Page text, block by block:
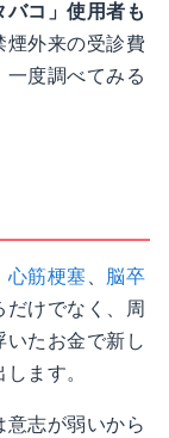
バコ」使用者も
煙外来の受診費
一度調べてみる
心筋梗塞、 脳卒
けでなく、周
いたお金で新し
ます。
意志が弱いから